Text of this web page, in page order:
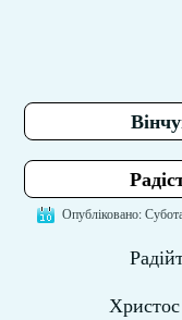
Опубліковано: